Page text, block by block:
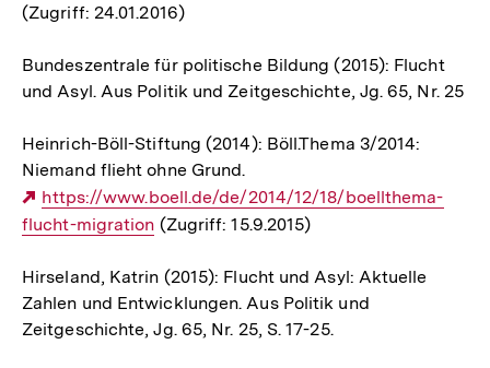
(Zugriff: 24.01.2016)
Bundeszentrale für politische Bildung (2015): Flucht
und Asyl. Aus Politik und Zeitgeschichte, Jg. 65, Nr. 25
Heinrich-Böll-Stiftung (2014): Böll.Thema 3/2014:
Niemand flieht ohne Grund.
Externer
Link:
https://www.boell.de/de/2014/12/18/boellthema-
flucht-migration (Zugriff: 15.9.2015)
Hirseland, Katrin (2015): Flucht und Asyl: Aktuelle
Zahlen und Entwicklungen. Aus Politik und
Zeitgeschichte, Jg. 65, Nr. 25, S. 17-25.